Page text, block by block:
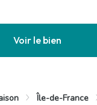
Voir le bien
Île-de-France